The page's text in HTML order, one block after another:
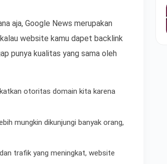
aja, Google News merupakan
website kamu dapet backlink
punya kualitas yang sama oleh
otoritas domain kita karena
mungkin dikunjungi banyak orang,
trafik yang meningkat, website